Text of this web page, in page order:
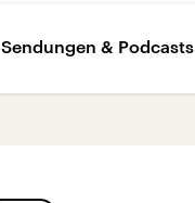
Sendungen & Podcasts